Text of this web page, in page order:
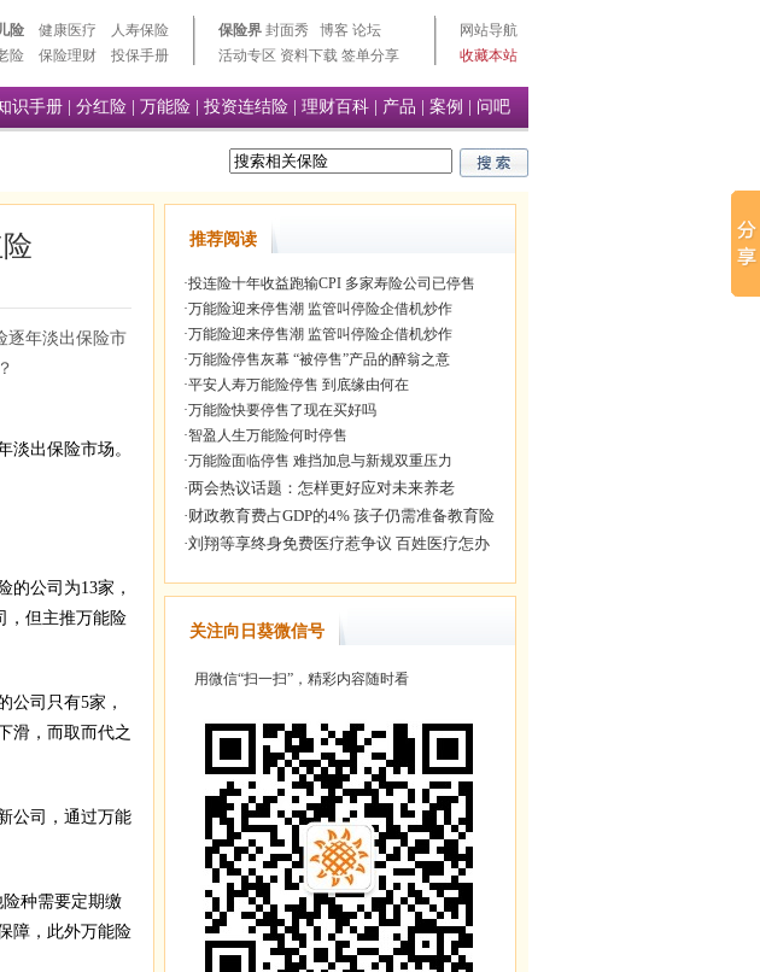
险 健康医疗
人寿保险
险
保险理财 投保手册
保险界 封面秀 博客 论坛
活动专区 资料下载 签单分享
网站导航
收藏本站
识手册 分红险 万能险 投资连结险 理财百科 产品 案例 问吧
逐年淡出保险市
淡出保险市场。
公司为13家，
，但主推万能险
司只有5家，
滑，而取而代之
公司，通过万能
种需要定期缴
障，此外万能险
推荐阅读
·投连险十年收益跑输CPI 多家寿险公司已停售
·万能险迎来停售潮 监管叫停险企借机炒作
·万能险迎来停售潮 监管叫停险企借机炒作
·万能险停售灰幕 “被停售”产品的醉翁之意
·平安人寿万能险停售 到底缘由何在
·万能险快要停售了现在买好吗
·智盈人生万能险何时停售
·万能险面临停售 难挡加息与新规双重压力
关注向日葵微信号
用微信“扫一扫”，精彩内容随时看